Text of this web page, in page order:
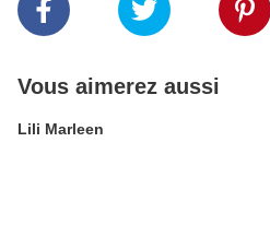
Vous aimerez aussi
Lili Marleen